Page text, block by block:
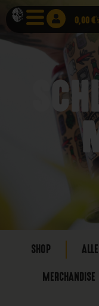
0,00€
SHOP
MERCHANDISE